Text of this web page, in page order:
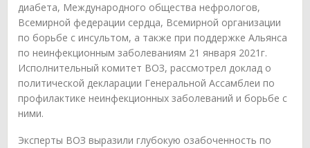
диабета, Международного общества нефрологов,
Всемирной федерации сердца, Всемирной организации
по борьбе с инсультом, а также при поддержке Альянса
по неинфекционным заболеваниям 21 января 2021г.
Исполнительный комитет ВОЗ, рассмотрел доклад о
политической декларации Генеральной Ассамблеи по
профилактике неинфекционных заболеваний и борьбе с
ними.
Эксперты ВОЗ выразили глубокую озабоченность по